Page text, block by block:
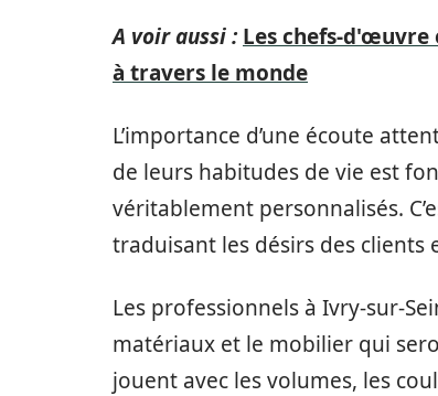
A voir aussi : Les chefs-
à travers le monde
L’importance d’une écoute
de leurs habitudes de vie est
véritablement personnalisés.
traduisant les désirs des clients
Les professionnels à Ivry-sur-
matériaux et le mobilier qui
jouent avec les volumes, les